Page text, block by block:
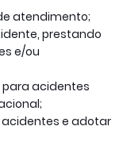
atendimento;
prestando
e/ou
para acidentes
acidentes e adotar